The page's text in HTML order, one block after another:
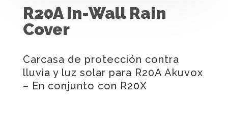
R20A In-Wall Rain
Cover
Carcasa de protección contra
lluvia y luz solar para R20A Akuvox
– En conjunto con R20X